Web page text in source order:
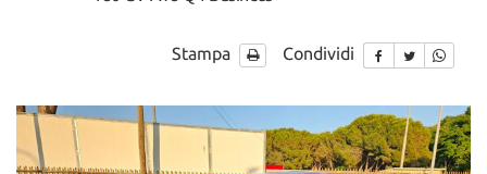
CONTATTI
Stampa Condividi